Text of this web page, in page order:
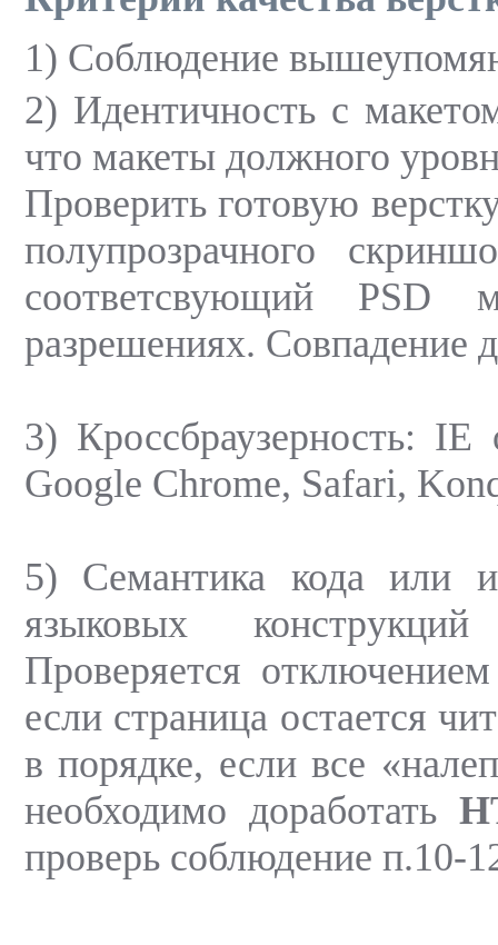
1) Соблюдение
2) Идентичность с
что макеты должного
Проверить готовую
полупрозрачного
соответсвующий PSD
разрешениях. Совпадение
3) Кроссбраузерность:
Google Chrome, Safari,
5) Семантика кода или
языковых
Проверяется
если страница остается
в порядке, если все
необходимо доработать
проверь соблюдение п.10-